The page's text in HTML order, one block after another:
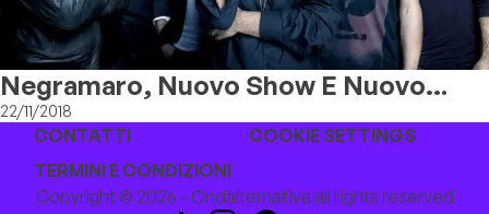
Negramaro, Nuovo Show E Nuovo
Singolo
22/11/2018
CONTATTI
COOKIE SETTINGS
TERMINI E CONDIZIONI
Copyright © 2026 - Ondalternativa all rights reserved